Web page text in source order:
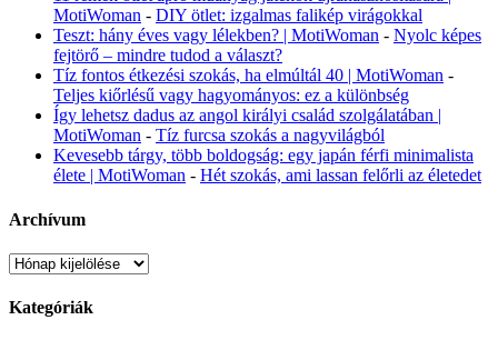
MotiWoman - DIY ötlet: izgalmas falikép virágokkal
Teszt: hány éves vagy lélekben? | MotiWoman - Nyolc képes
fejtörő – mindre tudod a választ?
Tíz fontos étkezési szokás, ha elmúltál 40 | MotiWoman -
Teljes kiőrlésű vagy hagyományos: ez a különbség
Így lehetsz dadus az angol királyi család szolgálatában |
MotiWoman - Tíz furcsa szokás a nagyvilágból
Kevesebb tárgy, több boldogság: egy japán férfi minimalista
élete | MotiWoman - Hét szokás, ami lassan felőrli az életedet
Archívum
Archívum
Kategóriák